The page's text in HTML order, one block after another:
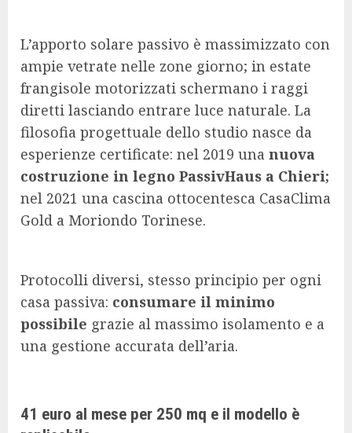
L’apporto solare passivo è massimizzato con
ampie vetrate nelle zone giorno; in estate
frangisole motorizzati schermano i raggi
diretti lasciando entrare luce naturale. La
filosofia progettuale dello studio nasce da
esperienze certificate: nel 2019 una nuova
costruzione in legno PassivHaus a Chieri;
nel 2021 una cascina ottocentesca CasaClima
Gold a Moriondo Torinese.
Protocolli diversi, stesso principio per ogni
casa passiva: consumare il minimo
possibile grazie al massimo isolamento e a
una gestione accurata dell’aria.
41 euro al mese per 250 mq e il modello è